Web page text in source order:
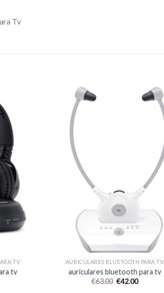
Tv
TV
tv
AURICULARES BLUETOOTH PARA TV
auriculares bluetooth para tv
€63.00 €42.00